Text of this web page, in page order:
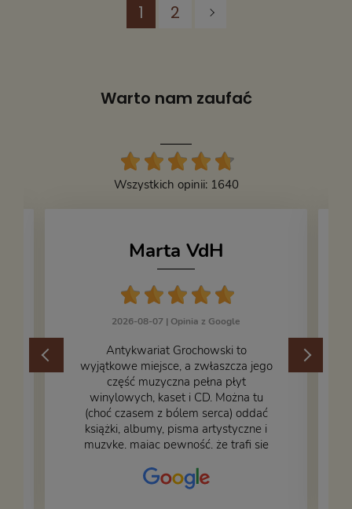
1 2
Warto nam zaufać
Wszystkich opinii: 1640
Marta VdH
2026-08-07 | Opinia z Google
​Antykwariat Grochowski to
wyjątkowe miejsce, a zwłaszcza jego
część muzyczna pełna płyt
winylowych, kaset i CD. Można tu
(choć czasem z bólem serca) oddać
książki, albumy, pisma artystyczne i
muzykę, mając pewność, że trafi się
– nasze książki w trakcie
przepakowywania. Część oddaliśmy